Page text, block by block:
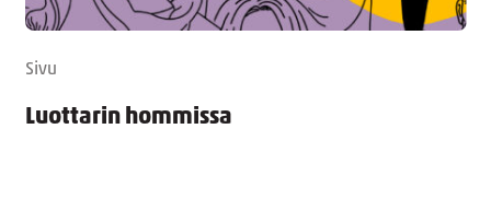
Sivu
Luottarin hommissa